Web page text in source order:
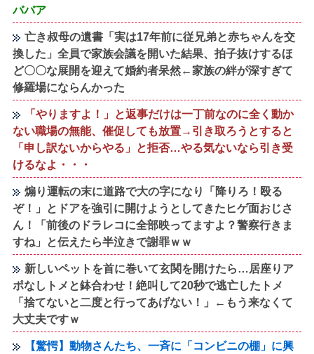
ババア
亡き叔母の遺書「実は17年前に従兄弟と赤ちゃんを交
換した」全員で家族会議を開いた結果、拍子抜けするほ
ど〇〇な展開を迎えて婚約者呆然←家族の絆が深すぎて
修羅場にならんかった
「やりますよ！」と返事だけは一丁前なのに全く動か
ない職場の無能、催促しても放置→引き取ろうとすると
「申し訳ないからやる」と拒否…やる気ないなら引き受
けるなよ・・・
煽り運転の末に道路で大の字になり「降りろ！殴る
ぞ！」とドアを強引に開けようとしてきたヒゲ面おじさ
ん！「前後のドラレコに全部映ってますよ？警察行きま
すね」と伝えたら半泣きで謝罪ｗｗ
新しいペットを首に巻いて玄関を開けたら…居座りア
ポなしトメと鉢合わせ！絶叫して20秒で逃亡したトメ
「捨てないと二度と行ってあげない！」←もう来なくて
大丈夫ですｗ
【驚愕】動物さんたち、一斉に「コンビニの棚」に興